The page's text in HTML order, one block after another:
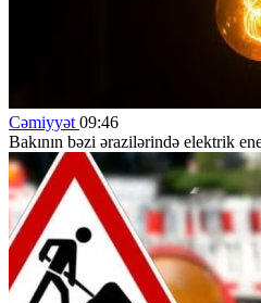
Cəmiyyət 09:46
Bakının bəzi ərazilərində elektrik